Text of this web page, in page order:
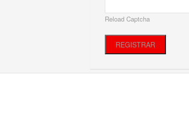
Reload Captcha
REGISTRAR